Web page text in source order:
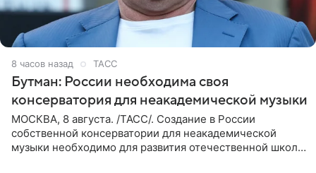
8 часов назад ТАСС
Бутман: России необходима своя
консерватория для неакадемической музыки
МОСКВА, 8 августа. /ТАСС/. Создание в России
собственной консерватории для неакадемической
музыки необходимо для развития отечественной школы